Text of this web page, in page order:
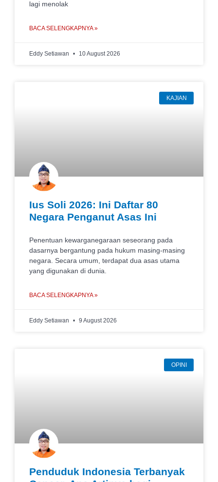
lagi menolak
BACA SELENGKAPNYA »
Eddy Setiawan 10 August 2026
KAJIAN
Ius Soli 2026: Ini Daftar 80
Negara Penganut Asas Ini
Penentuan kewarganegaraan seseorang pada
dasarnya bergantung pada hukum masing-masing
negara. Secara umum, terdapat dua asas utama
yang digunakan di dunia.
BACA SELENGKAPNYA »
Eddy Setiawan 9 August 2026
OPINI
Penduduk Indonesia Terbanyak